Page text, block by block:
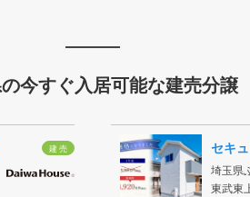
今すぐ入居可能な建売分譲
建 売 セキ
埼玉県
東武東